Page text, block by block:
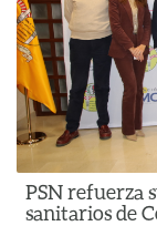
PSN refuerza
sanitarios de